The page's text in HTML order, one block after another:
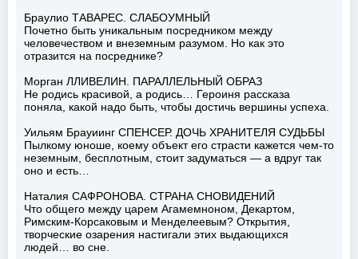
Браулио ТАВАРЕС. СЛАБОУМНЫЙ
Почетно быть уникальным посредником между
человечеством и внеземным разумом. Но как это
отразится на посреднике?
Морган ЛЛИВЕЛИН. ПАРАЛЛЕЛЬНЫЙ ОБРАЗ
Не родись красивой, а родись… Героиня рассказа
поняла, какой надо быть, чтобы достичь вершины успеха.
Уильям Брауиинг СПЕНСЕР. ДОЧЬ ХРАНИТЕЛЯ СУДЬБЫ
Пылкому юноше, коему объект его страсти кажется чем-то
неземным, бесплотным, стоит задуматься — а вдруг так
оно и есть…
Наталия САФРОНОВА. СТРАНА СНОВИДЕНИЙ
Что общего между царем Агамемноном, Декартом,
Римским-Корсаковым и Менделеевым? Открытия,
творческие озарения настигали этих выдающихся
людей… во сне.